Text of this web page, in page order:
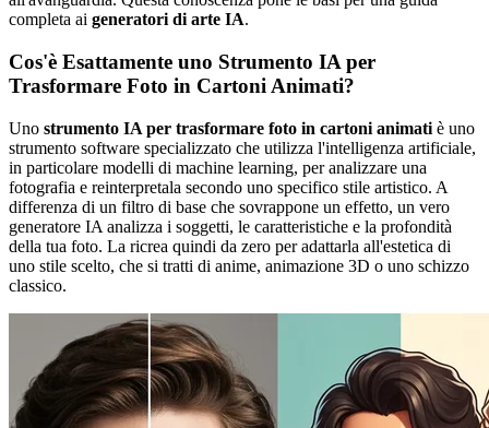
completa ai generatori di arte IA.
Cos'è Esattamente uno Strumento IA per
Trasformare Foto in Cartoni Animati?
Uno strumento IA per trasformare foto in cartoni animati è uno
strumento software specializzato che utilizza l'intelligenza artificiale,
in particolare modelli di machine learning, per analizzare una
fotografia e reinterpretala secondo uno specifico stile artistico. A
differenza di un filtro di base che sovrappone un effetto, un vero
generatore IA analizza i soggetti, le caratteristiche e la profondità
della tua foto. La ricrea quindi da zero per adattarla all'estetica di
uno stile scelto, che si tratti di anime, animazione 3D o uno schizzo
classico.